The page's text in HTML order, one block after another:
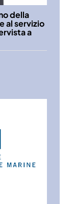
della
al servizio
a